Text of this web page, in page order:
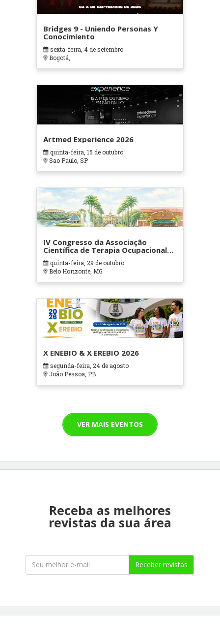
Bridges 9 - Uniendo Personas Y
Conocimiento
sexta-feira, 4 de setembro
Bogotá,
Artmed Experience 2026
quinta-feira, 15 de outubro
Sao Paulo, SP
IV Congresso da Associação
Científica de Terapia Ocupacional
em Contextos Hospitalares e
Cuidados Paliativos - ATOHOSP
quinta-feira, 29 de outubro
Belo Horizonte, MG
X ENEBIO & X EREBIO 2026
segunda-feira, 24 de agosto
João Pessoa, PB
VER MAIS EVENTOS
Receba as melhores
revistas da sua área
Receber revistas